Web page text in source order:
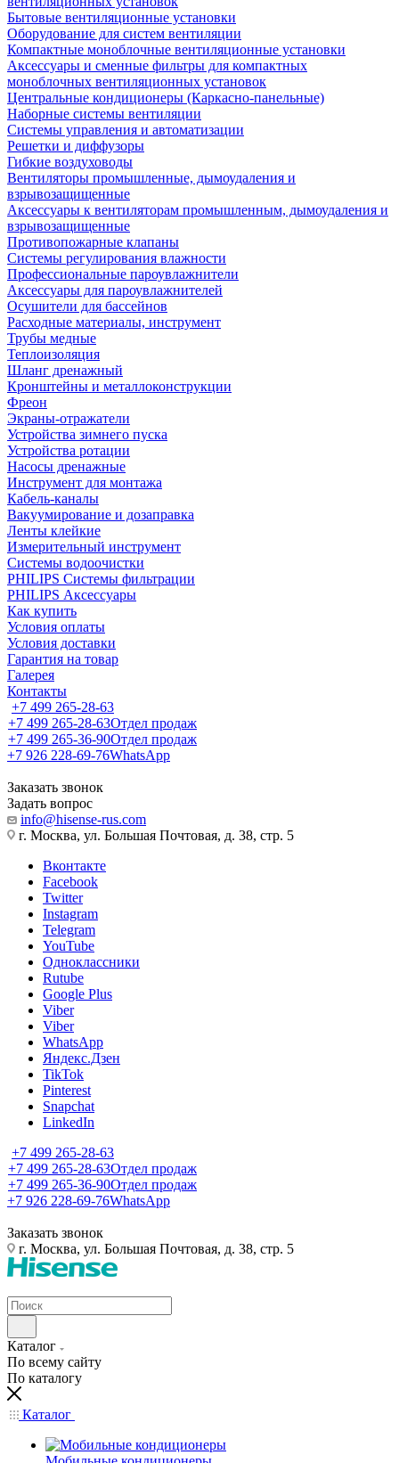
Бытовые вентиляционные установки
Оборудование для систем вентиляции
Компактные моноблочные вентиляционные установки
Аксессуары и сменные фильтры для компактных
моноблочных вентиляционных установок
Центральные кондиционеры (Каркасно-панельные)
Наборные системы вентиляции
Системы управления и автоматизации
Решетки и диффузоры
Гибкие воздуховоды
Вентиляторы промышленные, дымоудаления и
взрывозащищенные
Аксессуары к вентиляторам промышленным, дымоудаления и
взрывозащищенные
Противопожарные клапаны
Системы регулирования влажности
Профессиональные пароувлажнители
Аксессуары для пароувлажнителей
Осушители для бассейнов
Расходные материалы, инструмент
Трубы медные
Теплоизоляция
Шланг дренажный
Кронштейны и металлоконструкции
Фреон
Экраны-отражатели
Устройства зимнего пуска
Устройства ротации
Насосы дренажные
Инструмент для монтажа
Кабель-каналы
Вакуумирование и дозаправка
Ленты клейкие
Измерительный инструмент
Системы водоочистки
PHILIPS Системы фильтрации
PHILIPS Аксессуары
Как купить
Условия оплаты
Условия доставки
Гарантия на товар
Галерея
Контакты
+7 499 265-28-63
+7 499 265-28-63Отдел продаж
+7 499 265-36-90Отдел продаж
+7 926 228-69-76WhatsApp
Заказать звонок
Задать вопрос
info@hisense-rus.com
г. Москва, ул. Большая Почтовая, д. 38, стр. 5
Вконтакте
Facebook
Twitter
Instagram
Telegram
YouTube
Одноклассники
Rutube
Google Plus
Viber
Viber
WhatsApp
Яндекс.Дзен
TikTok
Pinterest
Snapchat
LinkedIn
+7 499 265-28-63
+7 499 265-28-63Отдел продаж
+7 499 265-36-90Отдел продаж
+7 926 228-69-76WhatsApp
Заказать звонок
г. Москва, ул. Большая Почтовая, д. 38, стр. 5
Каталог
По всему сайту
По каталогу
Каталог